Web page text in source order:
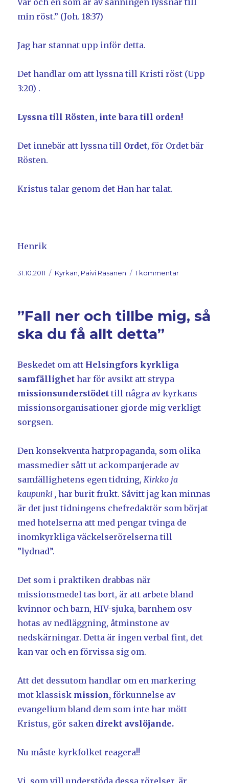
Var och en som är av sanningen lyssnar till
min röst.” (Joh. 18:37)
Jag har stannat upp inför detta.
Det handlar om att lyssna till Kristi röst (Upp
3:20) .
Lyssna till Rösten, inte bara till orden!
Det innebär att lyssna till Ordet, för Ordet bär
Rösten.
Kristus talar genom det Han har talat.
Henrik
Postat
31.10.2011 Kategorier
Kyrkan, Päivi Räsänen 1 kommentar
”Fall ner och tillbe mig, så
ska du få allt detta”
Beskedet om att Helsingfors kyrkliga
samfällighethar för avsikt att strypa
missionsunderstödettill några av kyrkans
missionsorganisationer gjorde mig verkligt
sorgsen.
Den konsekventa hatpropaganda, som olika
massmedier sått ut ackompanjerade av
samfällighetens egen tidning,Kirkko ja
kaupunki ,har burit frukt. Såvitt jag kan minnas
är det just tidningens chefredaktör som börjat
med hotelserna att med pengar tvinga de
inomkyrkliga väckelserörelserna till
”lydnad”.
Det som i praktiken drabbas när
missionsmedel tas bort, är att arbete bland
kvinnor och barn, HIV-sjuka, barnhem osv
hotas av nedläggning, åtminstone av
nedskärningar. Detta är ingen verbal fint, det
kan var och en förvissa sig om.
Att det dessutom handlar om en markering
mot klassisk mission,förkunnelse av
evangelium bland dem som inte har mött
Kristus, gör saken direkt avslöjande.
Nu måste kyrkfolket reagera!!
Vi, som vill understöda dessa rörelser, är